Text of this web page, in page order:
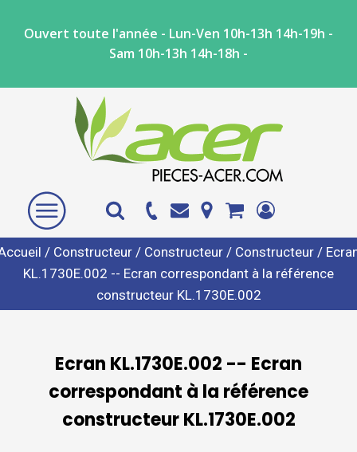
Ouvert toute l'année - Lun-Ven 10h-13h 14h-19h -
Sam 10h-13h 14h-18h -
/ Constructeur / Constructeur / Constructeur /
KL.1730E.002 -- Ecran correspondant à la référence
constructeur KL.1730E.002
Ecran KL.1730E.002 -- Ecran
correspondant à la référence
constructeur KL.1730E.002